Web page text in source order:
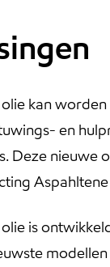
kan
en
Deze nieuwe
is